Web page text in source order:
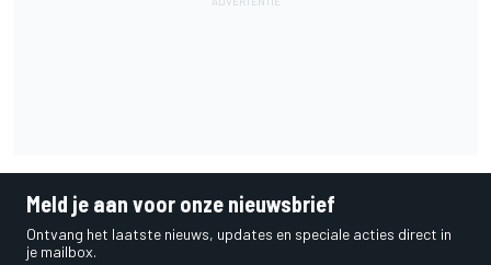
Meld je aan voor onze nieuwsbrief
Ontvang het laatste nieuws, updates en speciale acties direct in
je mailbox.